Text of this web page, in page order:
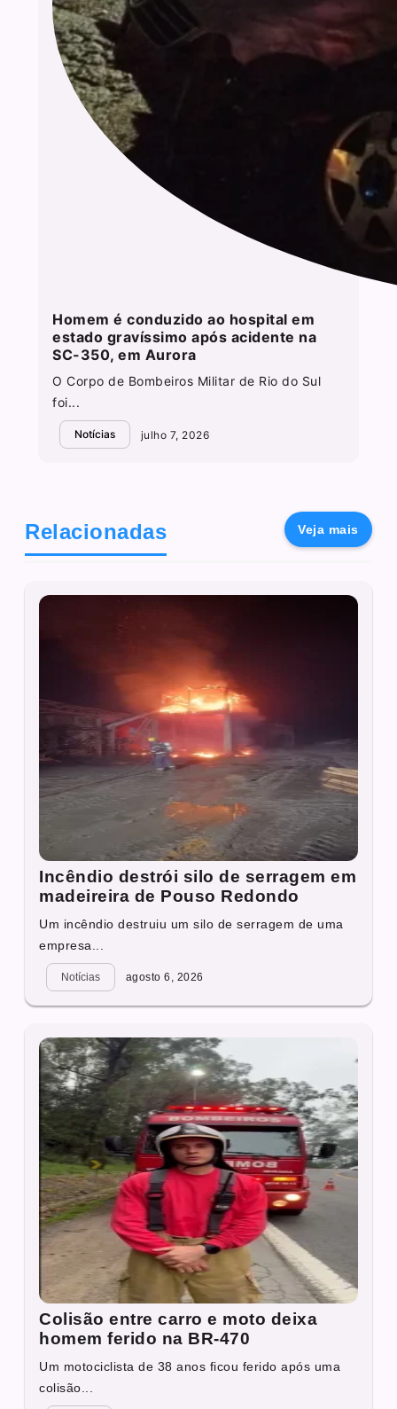
Homem é conduzido ao hospital em
estado gravíssimo após acidente na
SC-350, em Aurora
O Corpo de Bombeiros Militar de Rio do Sul
foi...
Notícias julho 7, 2026
Relacionadas Veja mais
Incêndio destrói silo de serragem em
madeireira de Pouso Redondo
Um incêndio destruiu um silo de serragem de uma
empresa...
Notícias agosto 6, 2026
Colisão entre carro e moto deixa
homem ferido na BR-470
Um motociclista de 38 anos ficou ferido após uma
colisão...